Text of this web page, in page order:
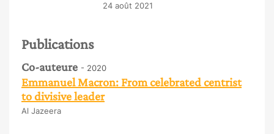
24 août 2021
Publications
Co-auteure - 2020
Emmanuel Macron: From celebrated centrist
to divisive leader
Al Jazeera